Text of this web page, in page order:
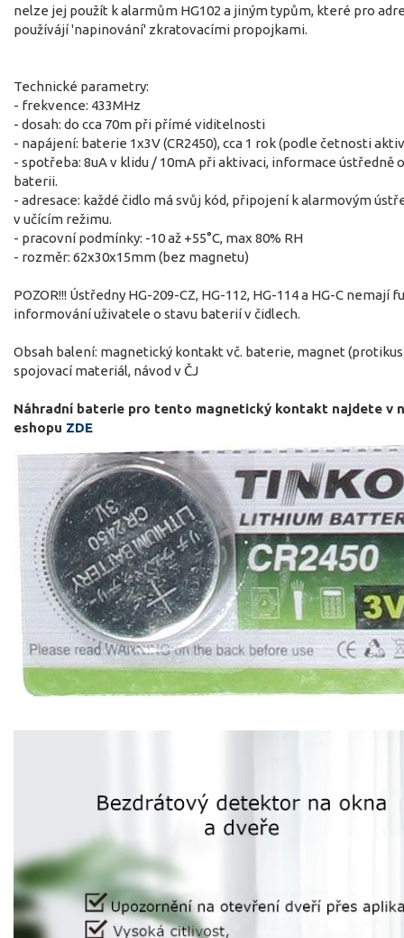
nelze jej použít k alarmům HG102 a jiným typům, které pro
používájí 'napinování' zkratovacími propojkami.
Technické parametry:
- frekvence: 433MHz
- dosah: do cca 70m při přímé viditelnosti
- napájení: baterie 1x3V (CR2450), cca 1 rok (podle četnosti
- spotřeba: 8uA v klidu / 10mA při aktivaci, informace ústředně
baterii.
- adresace: každé čidlo má svůj kód, připojení k alarmovým
v učícím režimu.
- pracovní podmínky: -10 až +55°C, max 80% RH
- rozměr: 62x30x15mm (bez magnetu)
POZOR!!! Ústředny HG-209-CZ, HG-112, HG-114 a HG-C nemají
informování uživatele o stavu baterií v čidlech.
Obsah balení: magnetický kontakt vč. baterie, magnet
spojovací materiál, návod v ČJ
Náhradní baterie pro tento magnetický kontakt najdete v
eshopu ZDE